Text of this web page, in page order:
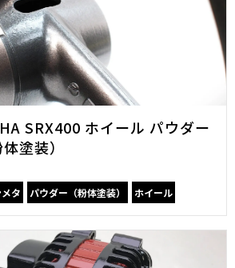
SRX400 ホイール パウダー
塗装）
タ パウダー（粉体塗装） ホイール